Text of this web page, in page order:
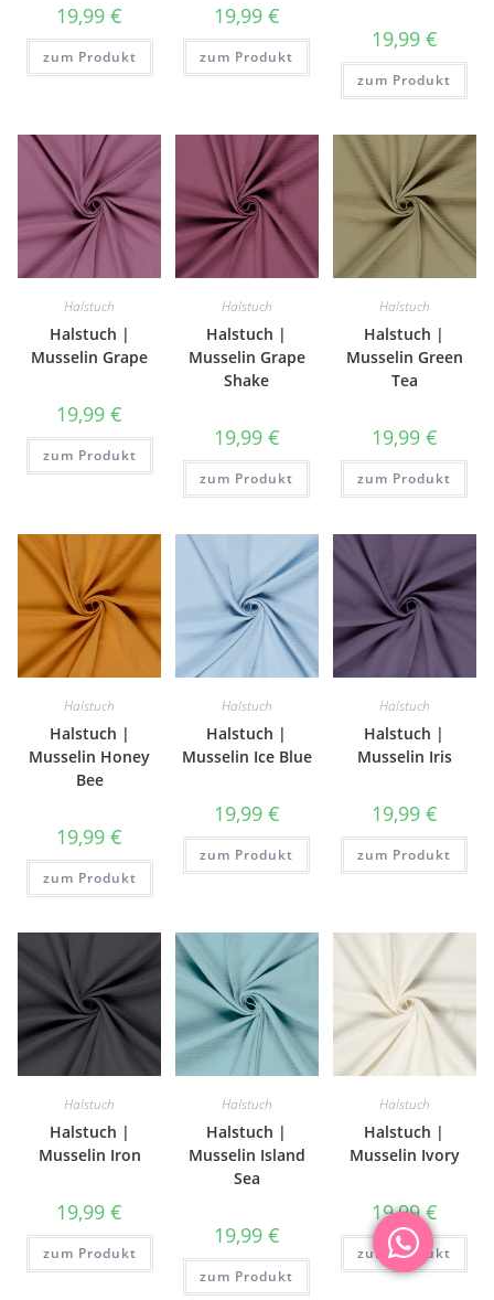
19,99€
zum Produkt
19,99 €
zum Produkt
19,99 €
zum Produkt
Halstuch
Halstuch |
Musselin Grape
19,99€
zum Produkt
Halstuch
Halstuch |
Musselin Grape
Shake
19,99 €
zum Produkt
Halstuch
Halstuch |
Musselin Green
Tea
19,99 €
zum Produkt
Halstuch
Halstuch |
Musselin Honey
Bee
19,99€
zum Produkt
Halstuch
Halstuch |
Musselin Ice Blue
19,99 €
zum Produkt
Halstuch
Halstuch |
Musselin Iris
19,99 €
zum Produkt
Halstuch
Halstuch |
Musselin Iron
19,99€
zum Produkt
Halstuch
Halstuch |
Musselin Island
Sea
19,99 €
zum Produkt
Halstuch
Halstuch |
Musselin Ivory
19,99€
zum Produkt